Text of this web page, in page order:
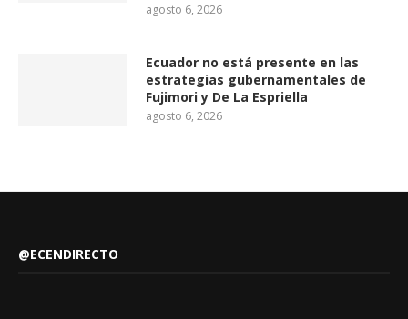
agosto 6, 2026
Ecuador no está presente en las
estrategias gubernamentales de
Fujimori y De La Espriella
agosto 6, 2026
@ECENDIRECTO